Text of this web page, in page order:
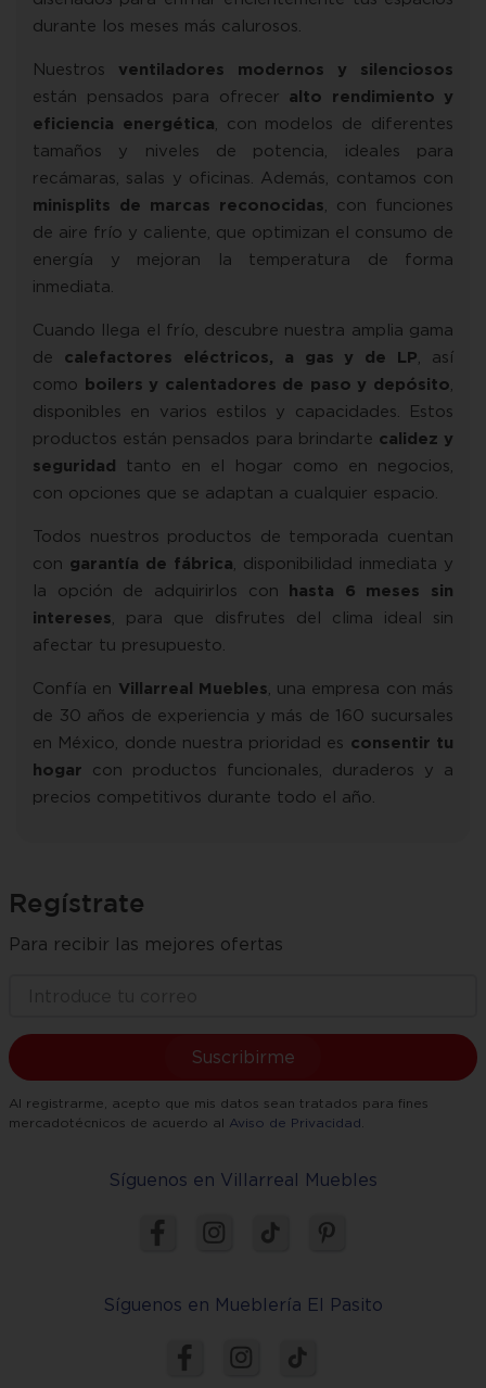
durante los meses más calurosos.
Nuestros ventiladores modernos y silenciosos
están pensados para ofrecer alto rendimiento y
eficiencia energética , con modelos de diferentes
tamaños y niveles de potencia, ideales para
recámaras, salas y oficinas. Además, contamos con
minisplits de marcas reconocidas , con funciones
de aire frío y caliente, que optimizan el consumo de
energía y mejoran la temperatura de forma
inmediata.
Cuando llega el frío, descubre nuestra amplia gama
de calefactores eléctricos, a gas y de LP , así
como boilers y calentadores de paso y depósito
disponibles en varios estilos y capacidades. Estos
productos están pensados para brindarte calidez y
seguridad tanto en el hogar como en negocios,
con opciones que se adaptan a cualquier espacio.
Todos nuestros productos de temporada cuentan
con garantía de fábrica , disponibilidad inmediata y
la opción de adquirirlos con hasta 6 meses sin
intereses , para que disfrutes del clima ideal sin
afectar tu presupuesto.
Confía en Villarreal Muebles , una empresa con más
de 30 años de experiencia y más de 160 sucursales
en México, donde nuestra prioridad es consentir tu
hogar con productos funcionales, duraderos y a
precios competitivos durante todo el año.
Regístrate
Para recibir las mejores ofertas
Suscribirme
Al registrarme, acepto que mis datos sean tratados para fines
mercadotécnicos de acuerdo al Aviso de Privacidad
Síguenos en Villarreal Muebles
Síguenos en Mueblería El Pasito